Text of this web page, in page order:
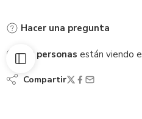
Hacer una pregunta
49 personas están viendo
Compartir